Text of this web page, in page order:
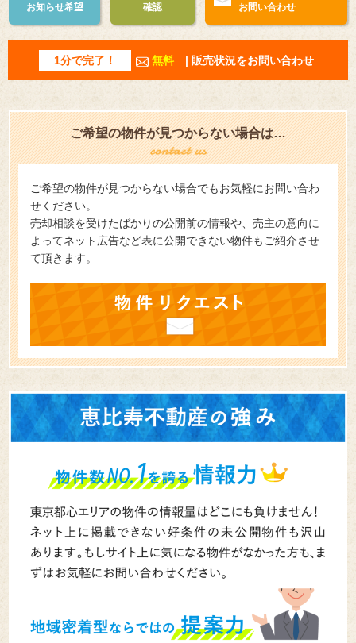
お知らせ希望
確認
お問い合わせ
1分で完了！ 無料 | 販売状況をお問い合わせ
ご希望の物件が見つからない場合は…
ご希望の物件が見つからない場合でもお気軽にお問い合わ
せください。
売却相談を受けたばかりの公開前の情報や、売主の意向に
よってネット広告など表に公開できない物件もご紹介させ
て頂きます。